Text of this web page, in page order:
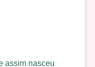
assim nasceu